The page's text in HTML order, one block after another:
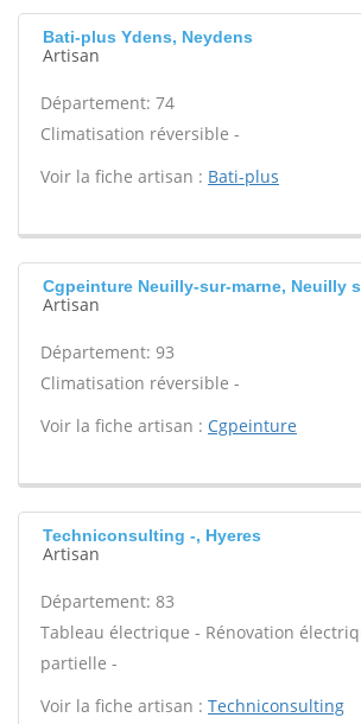
Bati-plus Ydens, Neydens
Artisan
Département: 74
Climatisation réversible -
Voir la fiche artisan : Bati-plus
Cgpeinture Neuilly-sur-marne, Neuilly
Artisan
Département: 93
Climatisation réversible -
Voir la fiche artisan : Cgpeinture
Techniconsulting -, Hyeres
Artisan
Département: 83
Tableau électrique - Rénovation
partielle -
Voir la fiche artisan : Techniconsulting